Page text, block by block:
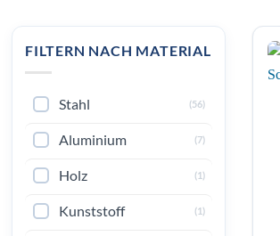
FILTERN NACH MATERIAL
Stahl (56)
Aluminium (7)
Holz (1)
Kunststoff (1)